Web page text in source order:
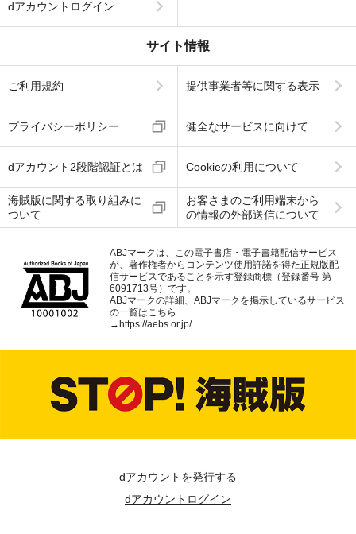
dアカウントログイン
サイト情報
ご利用規約 提供事業者等に関する表示
プライバシーポリシー 健全なサービスに向けて
dアカウント2段階認証とは Cookieの利用について
海賊版に関する取り組みに
ついて
お客さまのご利用端末から
の情報の外部送信について
ABJマークは、この電子書店・電子書籍配信サービス
が、著作権者からコンテンツ使用許諾を得た正規版配
信サービスであることを示す登録商標（登録番号 第
6091713号）です。
ABJマークの詳細、ABJマークを掲示しているサービス
の一覧はこちら
→ https://aebs.or.jp/
dアカウントを発行する
dアカウントログイン